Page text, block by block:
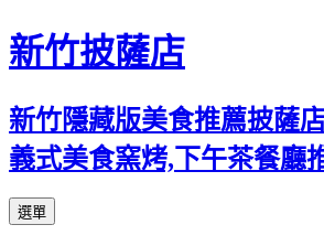
新竹披薩店
新竹隱藏版美食推薦披薩
義式美食窯烤,下午茶餐廳
選單